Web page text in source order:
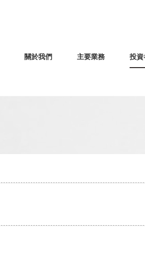
投資
主要業務
關於我們